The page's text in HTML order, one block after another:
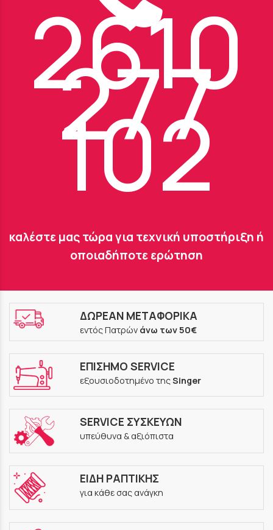
2610
277
102
καλέστε μας τώρα για τεχνική υποστήριξη ή
οποιαδήποτε ερώτηση
ΔΩΡΕΑΝ ΜΕΤΑΦΟΡΙΚΑ
εντός Πατρών άνω των 50€
ΕΠΙΣΗΜΟ SERVICE
εξουσιοδοτημένο τηςSinger
SERVICE ΣΥΣΚΕΥΩΝ
υπεύθυνα & αξιόπιστα
ΕΙΔΗ ΡΑΠΤΙΚΗΣ
για κάθε σας ανάγκη